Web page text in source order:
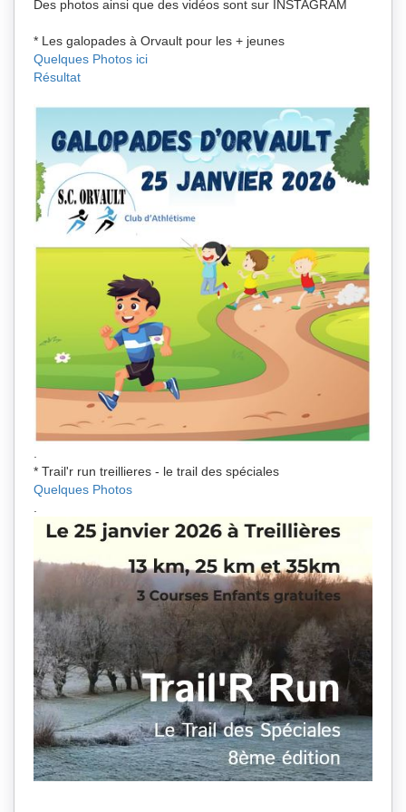
Des photos ainsi que des vidéos sont sur INSTAGRAM
* Les galopades à Orvault pour les + jeunes
Quelques Photos ici
Résultat
* Trail'r run treillieres - le trail des spéciales
Quelques Photos